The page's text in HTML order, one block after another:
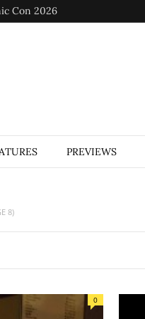
Con 2026
PREVIEWS
8)
0